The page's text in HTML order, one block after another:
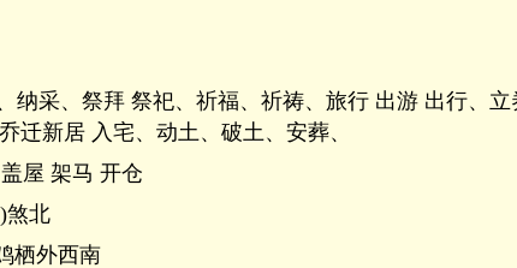
纳采、祭拜 祭祀、祈福、祈祷、旅行 出游 出行、立
迁新居 入宅、动土、破土、安葬、
屋 架马 开仓
煞北
栖外西南